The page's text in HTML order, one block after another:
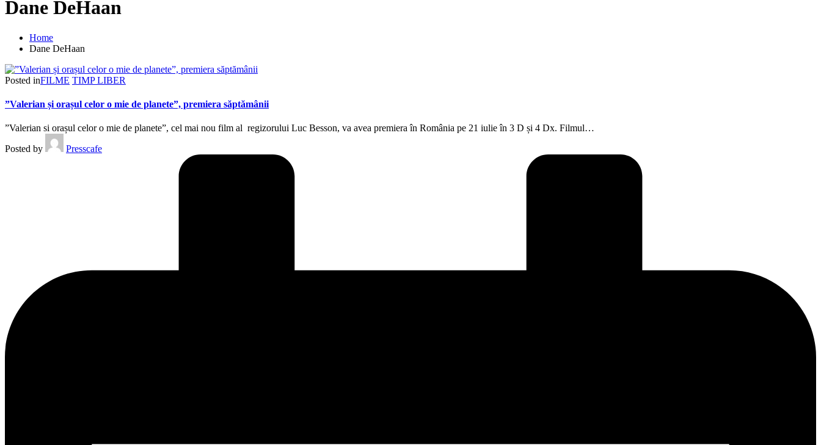
Dane DeHaan
Home
Dane DeHaan
Posted inFILME TIMP LIBER
”Valerian și orașul celor o mie de planete”, premiera săptămânii
”Valerian si orașul celor o mie de planete”, cel mai nou film al regizorului Luc Besson, va avea premiera în România pe 21 iulie în 3 D și 4 Dx. Filmul…
Posted by
Presscafe